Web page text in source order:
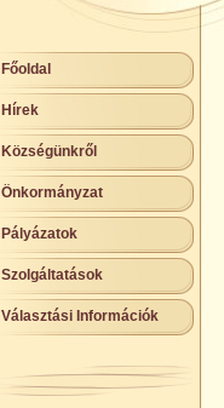
Főoldal
Hírek
Községünkről
Önkormányzat
Pályázatok
Szolgáltatások
Választási Információk